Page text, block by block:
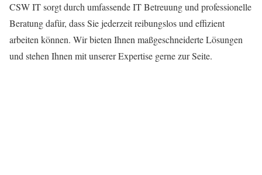
CSW IT sorgt durch umfassende IT Betreuung und professionelle
Beratung dafür, dass Sie jederzeit reibungslos und effizient
arbeiten können. Wir bieten Ihnen maßgeschneiderte Lösungen
und stehen Ihnen mit unserer Expertise gerne zur Seite.